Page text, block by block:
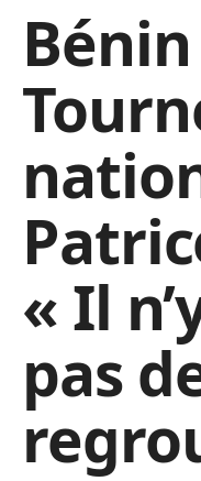
Bénin
« Il
pas